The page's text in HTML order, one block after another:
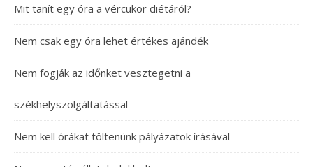
Mit tanít egy óra a vércukor diétáról?
Nem csak egy óra lehet értékes ajándék
Nem fogják az időnket vesztegetni a
székhelyszolgáltatással
Nem kell órákat töltenünk pályázatok írásával